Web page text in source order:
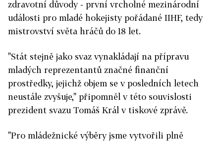
zdravotní důvody - první vrcholné mezinárodní
události pro mladé hokejisty pořádané IIHF, tedy
mistrovství světa hráčů do 18 let.
"Stát stejně jako svaz vynakládají na přípravu
mladých reprezentantů značné finanční
prostředky, jejichž objem se v posledních letech
neustále zvyšuje," připomněl v této souvislosti
prezident svazu Tomáš Král v tiskové zprávě.
"Pro mládežnické výběry jsme vytvořili plně